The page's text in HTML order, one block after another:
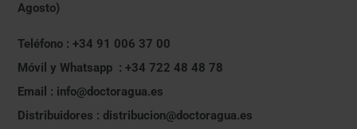
Agosto)
Teléfono : +34 91 006 37 00
Móvil y Whatsapp : +34 722 48 48 78
Email : info@doctoragua.es
Distribuidores : distribucion@doctoragua.es